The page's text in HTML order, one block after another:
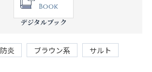
デジタルブック
防炎 ブラウン系 サルト